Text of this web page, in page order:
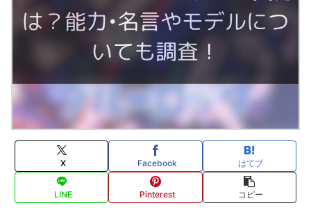
X Facebook はてブ
LINE Pinterest コピー